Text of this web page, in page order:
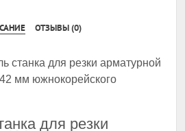
ОТЗЫВЫ (0)
станка для резки арматурной
мм южнокорейского
для резки